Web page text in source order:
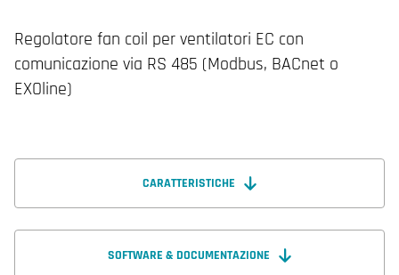
Regolatore fan coil per ventilatori EC con
comunicazione via RS 485 (Modbus, BACnet o
EXOline)
CARATTERISTICHE
SOFTWARE & DOCUMENTAZIONE